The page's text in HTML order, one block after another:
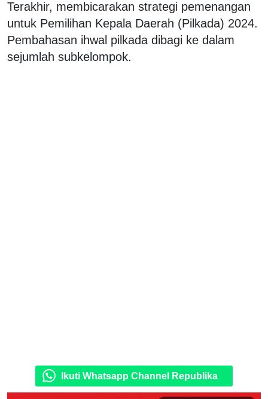
Terakhir, membicarakan strategi pemenangan
untuk Pemilihan Kepala Daerah (Pilkada) 2024.
Pembahasan ihwal pilkada dibagi ke dalam
sejumlah subkelompok.
Ikuti Whatsapp Channel Republika